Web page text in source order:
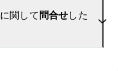
い合わせください。
マンションの推定価
関して 問合せした